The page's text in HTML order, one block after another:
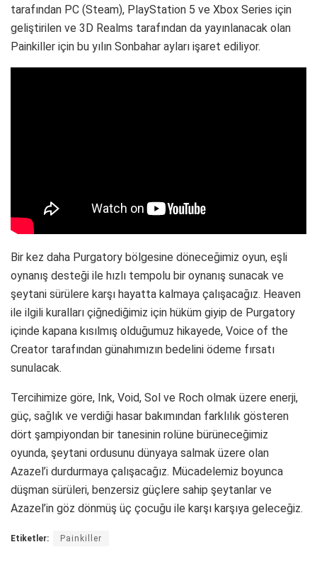
tarafından PC (Steam), PlayStation 5 ve Xbox Series için
geliştirilen ve 3D Realms tarafından da yayınlanacak olan
Painkiller için bu yılın Sonbahar ayları işaret ediliyor.
Bir kez daha Purgatory bölgesine döneceğimiz oyun, eşli
oynanış desteği ile hızlı tempolu bir oynanış sunacak ve
şeytani sürülere karşı hayatta kalmaya çalışacağız. Heaven
ile ilgili kuralları çiğnediğimiz için hüküm giyip de Purgatory
içinde kapana kısılmış olduğumuz hikayede, Voice of the
Creator tarafından günahımızın bedelini ödeme fırsatı
sunulacak.
Tercihimize göre, Ink, Void, Sol ve Roch olmak üzere enerji,
güç, sağlık ve verdiği hasar bakımından farklılık gösteren
dört şampiyondan bir tanesinin rolüne bürüneceğimiz
oyunda, şeytani ordusunu dünyaya salmak üzere olan
Azazel’i durdurmaya çalışacağız. Mücadelemiz boyunca
düşman sürüleri, benzersiz güçlere sahip şeytanlar ve
Azazel’in göz dönmüş üç çocuğu ile karşı karşıya geleceğiz.
Etiketler: Painkiller